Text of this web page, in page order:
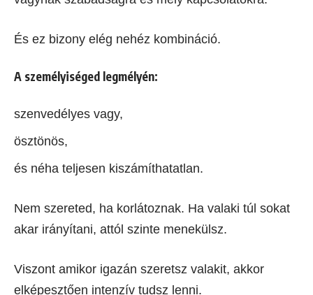
És ez bizony elég nehéz kombináció.
A személyiséged legmélyén:
szenvedélyes vagy,
ösztönös,
és néha teljesen kiszámíthatatlan.
Nem szereted, ha korlátoznak. Ha valaki túl sokat
akar irányítani, attól szinte menekülsz.
Viszont amikor igazán szeretsz valakit, akkor
elképesztően intenzív tudsz lenni.